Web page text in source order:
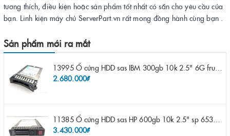
tương thích, điều kiện hoặc sản phẩm tốt nhất có sẵn cho yêu cầu của
bạn. Linh kiện máy chủ ServerPart.vn rất mong đồng hành cùng bạn .
Sản phẩm mới ra mắt
13995 Ổ cứng HDD sas IBM 300gb 10k 2.5" 6G fru 44W2265 opt 44W2264 pn 44W2268 ST9300503SS
2.680.000₫
11385 Ổ cứng HDD sas HP 600gb 10k 2.5" sp 653957-001 pn 619286-003 pn 641552-003 pn 689287-003 652583-B21
3.430.000₫